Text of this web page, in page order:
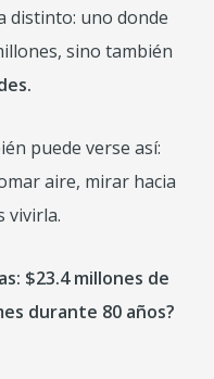
distinto: uno donde
sino también
puede verse así:
aire, mirar hacia
vivirla.
$23.4 millones de
durante 80 años?